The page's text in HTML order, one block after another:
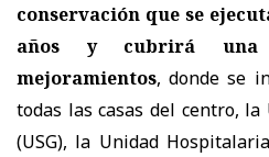
conservación que se
años y cubrirá una
mejoramientos, donde se
todas las casas del centro, la
(USG), la Unidad